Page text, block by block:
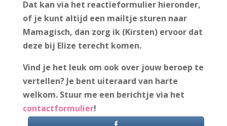
Dat kan via het reactieformulier hieronder,
of je kunt altijd een mailtje sturen naar
Mamagisch, dan zorg ik (Kirsten) ervoor dat
deze bij Elize terecht komen.
Vind je het leuk om ook over jouw beroep te
vertellen? Je bent uiteraard van harte
welkom. Stuur me een berichtje via het
contactformulier!